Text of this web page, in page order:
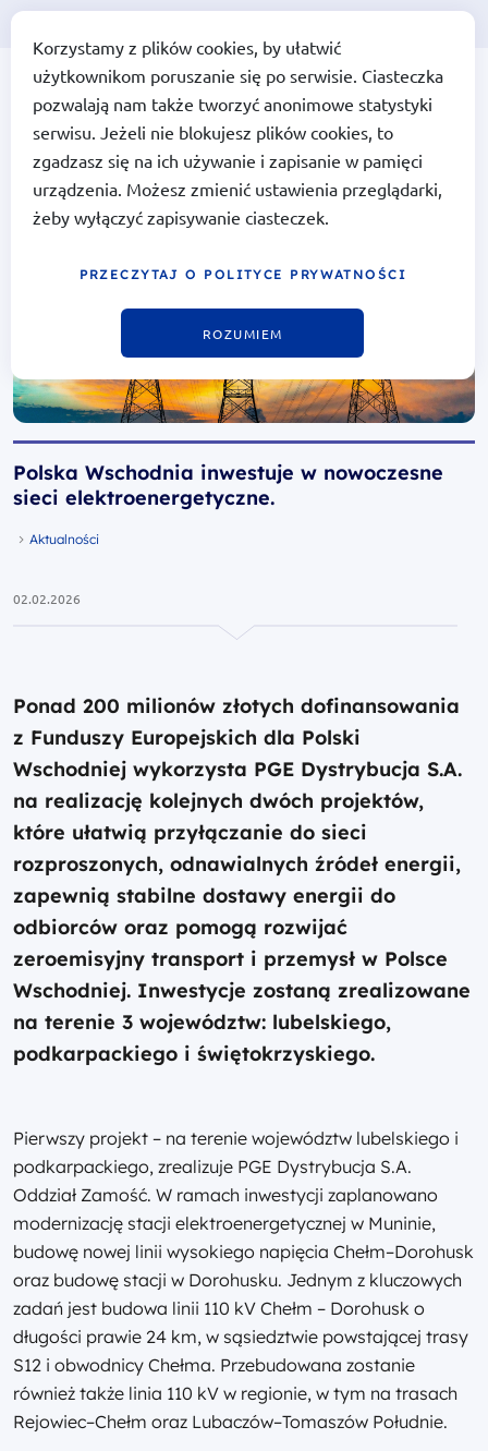
Portal Funduszy Europejskich
Fundusze
Europejskie
dla Polski
Wschodniej
Polska Wschodnia inwestuje w nowoczesne
sieci elektroenergetyczne.
Aktualności
02.02.2026
Ponad 200 milionów złotych dofinansowania
z Funduszy Europejskich dla Polski
Wschodniej wykorzysta PGE Dystrybucja S.A.
na realizację kolejnych dwóch projektów,
które ułatwią przyłączanie do sieci
rozproszonych, odnawialnych źródeł energii,
zapewnią stabilne dostawy energii do
odbiorców oraz pomogą rozwijać
zeroemisyjny transport i przemysł w Polsce
Wschodniej. Inwestycje zostaną zrealizowane
na terenie 3 województw: lubelskiego,
podkarpackiego i świętokrzyskiego.
Pierwszy projekt – na terenie województw lubelskiego i
podkarpackiego, zrealizuje PGE Dystrybucja S.A.
Oddział Zamość. W ramach inwestycji zaplanowano
modernizację stacji elektroenergetycznej w Muninie,
budowę nowej linii wysokiego napięcia Chełm–Dorohusk
oraz budowę stacji w Dorohusku. Jednym z kluczowych
zadań jest budowa linii 110 kV Chełm – Dorohusk o
długości prawie 24 km, w sąsiedztwie powstającej trasy
S12 i obwodnicy Chełma. Przebudowana zostanie
również także linia 110 kV w regionie, w tym na trasach
Rejowiec–Chełm oraz Lubaczów–Tomaszów Południe.
Korzystamy z plików cookies, by ułatwić
użytkownikom poruszanie się po serwisie. Ciasteczka
pozwalają nam także tworzyć anonimowe statystyki
serwisu. Jeżeli nie blokujesz plików cookies, to
zgadzasz się na ich używanie i zapisanie w pamięci
urządzenia. Możesz zmienić ustawienia przeglądarki,
żeby wyłączyć zapisywanie ciasteczek.
PRZECZYTAJ O POLITYCE PRYWATNOŚCI
ROZUMIEM